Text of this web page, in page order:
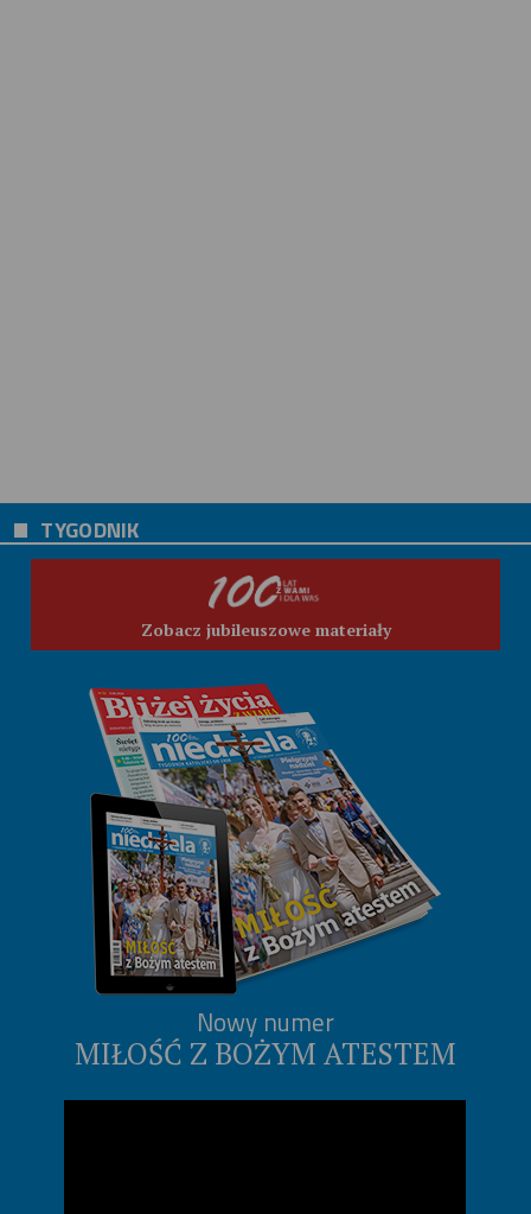
TYGODNIK
Zobacz jubileuszowe materiały
Nowy numer
MIŁOŚĆ Z BOŻYM ATESTEM